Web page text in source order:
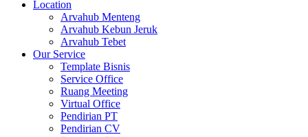
Location
Arvahub Menteng
Arvahub Kebun Jeruk
Arvahub Tebet
Our Service
Template Bisnis
Service Office
Ruang Meeting
Virtual Office
Pendirian PT
Pendirian CV